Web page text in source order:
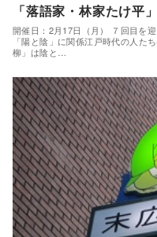
「落語家・林家たけ平
開催日：2月17日（月） ７回目を
「陽と陰」に関係江戸時代の人た
柳」は陰と…